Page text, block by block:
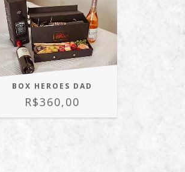
BOX HEROES DAD
R$360,00